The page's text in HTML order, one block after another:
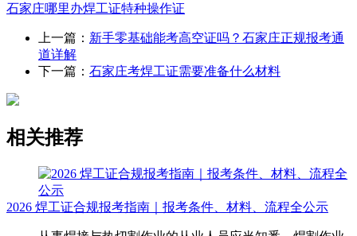
石家庄哪里办焊工证特种操作证
上一篇： 新手零基础能考高空证吗？石家庄正规报考通
道详解
下一篇： 石家庄考焊工证需要准备什么材料
相关推荐
2026 焊工证合规报考指南｜报考条件、材料、流程全公示